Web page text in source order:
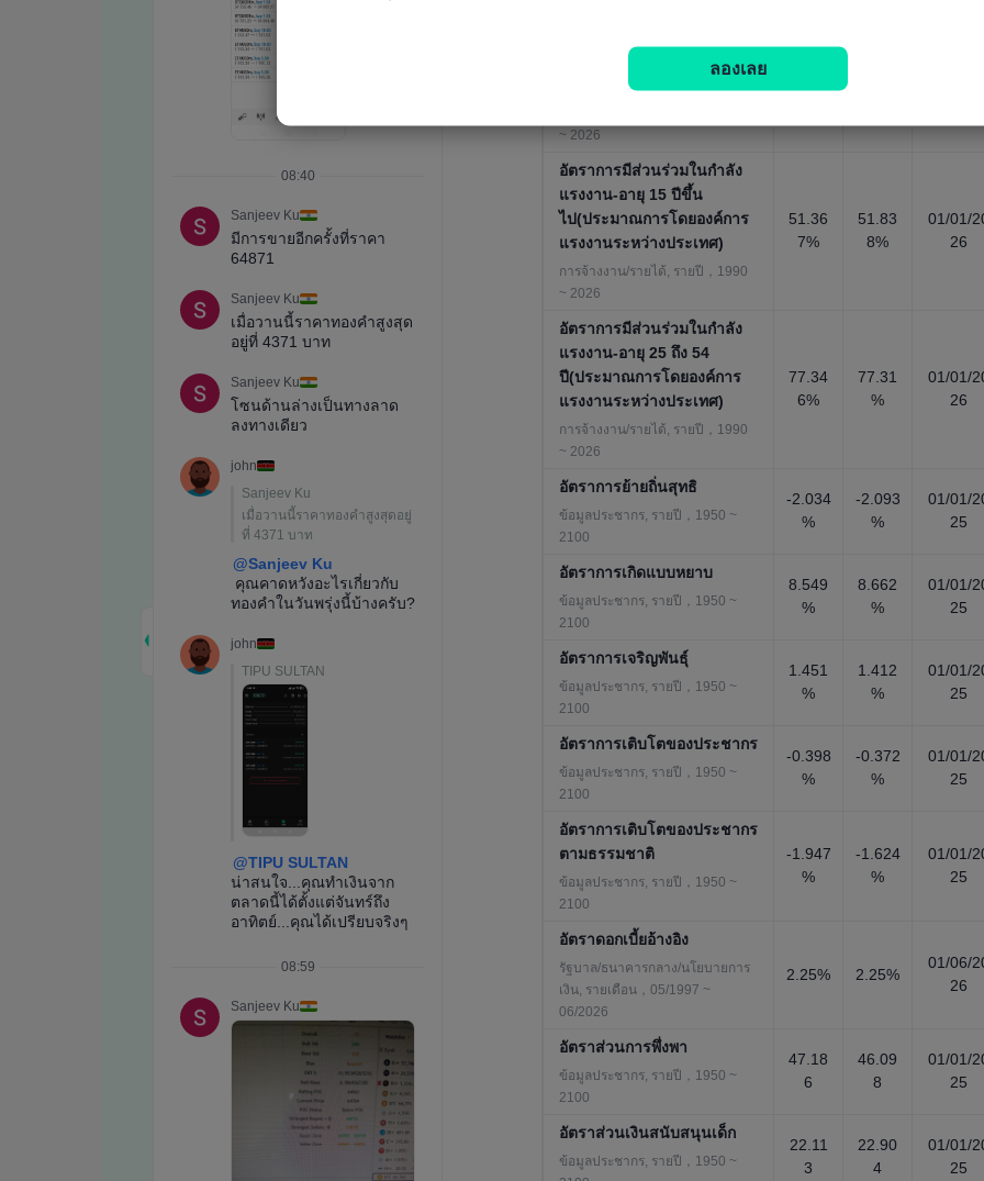
ปี(ประมาณการโดยองค์การ
แรงงานระหว่างประเทศ)
~ 2026
อัตราการมีส่วนร่วมในกำลัง
แรงงาน-อายุ 15 ปีขึ้น
ไป(ประมาณการโดยองค์การ
แรงงานระหว่างประเทศ)
การจ้างงาน/รายได้, รายปี，1990
~ 2026
51.36
7%
51.83
8%
01/01/
26
อัตราการมีส่วนร่วมในกำลัง
แรงงาน-อายุ 25 ถึง 54
ปี(ประมาณการโดยองค์การ
แรงงานระหว่างประเทศ)
การจ้างงาน/รายได้, รายปี，1990
~ 2026
77.34
6%
77.31
%
01/01/
26
อัตราการย้ายถิ่นสุทธิ
ข้อมูลประชากร, รายปี，1950 ~
2100
-2.034
%
-2.093
%
01/01/
25
อัตราการเกิดแบบหยาบ
ข้อมูลประชากร, รายปี，1950 ~
2100
8.549
%
8.662
%
01/01/
25
อัตราการเจริญพันธุ์
ข้อมูลประชากร, รายปี，1950 ~
2100
1.451
%
1.412
%
01/01/
25
อัตราการเติบโตของประชากร
ข้อมูลประชากร, รายปี，1950 ~
2100
-0.398
%
-0.372
%
01/01/
25
อัตราการเติบโตของประชากร
ตามธรรมชาติ
ข้อมูลประชากร, รายปี，1950 ~
2100
-1.947
%
-1.624
%
01/01/
25
อัตราดอกเบี้ยอ้างอิง
รัฐบาล/ธนาคารกลาง/นโยบายการ
เงิน, รายเดือน，05/1997 ~
06/2026
2.25% 2.25%
01/06/
26
อัตราส่วนการพึ่งพา
ข้อมูลประชากร, รายปี，1950 ~
2100
47.18
6
46.09
8
01/01/
25
อัตราส่วนเงินสนับสนุนเด็ก
ข้อมูลประชากร, รายปี，1950 ~
22.11
3
22.90
4
01/01/
25
ลองเลย